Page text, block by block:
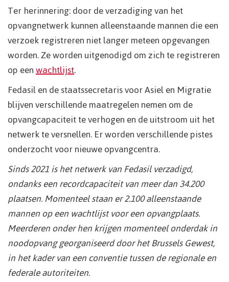
Ter herinnering: door de verzadiging van het
opvangnetwerk kunnen alleenstaande mannen die een
verzoek registreren niet langer meteen opgevangen
worden. Ze worden uitgenodigd om zich te registreren
op eenwachtlijst.
Fedasil en de staatssecretaris voor Asiel en Migratie
blijven verschillende maatregelen nemen om de
opvangcapaciteit te verhogen en de uitstroom uit het
netwerk te versnellen. Er worden verschillende pistes
onderzocht voor nieuwe opvangcentra.
Sinds 2021 is het netwerk van Fedasil verzadigd,
ondanks een recordcapaciteit van meer dan 34.200
plaatsen. Momenteel staan er 2.100 alleenstaande
mannen op een wachtlijst voor een opvangplaats.
Meerderen onder hen krijgen momenteel onderdak in
noodopvang georganiseerd door het Brussels Gewest,
in het kader van een conventie tussen de regionale en
federale autoriteiten.